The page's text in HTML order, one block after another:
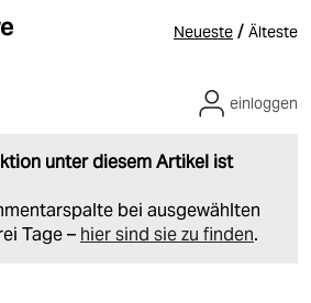
Neueste / Älteste
unter diesem Artikel ist
bei ausgewählten
Tage – hier sind sie zu finden.
einloggen